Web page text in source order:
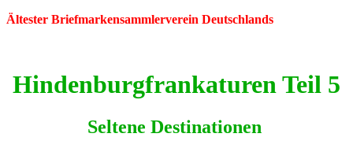
Ältester Briefmarkensammlerverein Deutschlands
Hindenburgfrankaturen Teil 5
Seltene Destinationen